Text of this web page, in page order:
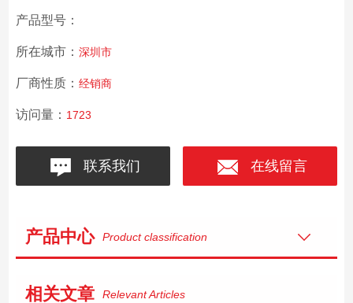
产品型号：
所在城市： 深圳市
厂商性质： 经销商
访问量： 1723
联系我们 在线留言
产品中心 Product classification
相关文章 Relevant Articles